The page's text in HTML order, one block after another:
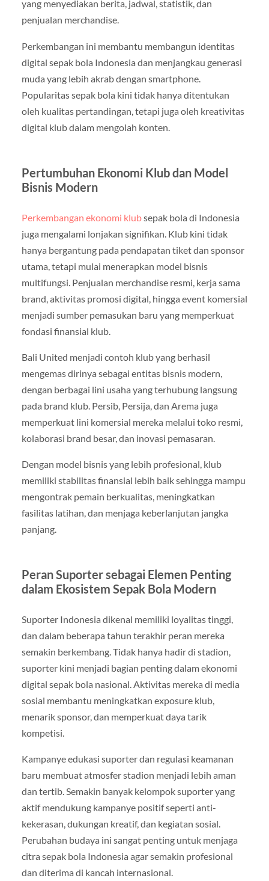
yang menyediakan berita, jadwal, statistik, dan
penjualan merchandise.
Perkembangan ini membantu membangun identitas
digital sepak bola Indonesia dan menjangkau generasi
muda yang lebih akrab dengan smartphone.
Popularitas sepak bola kini tidak hanya ditentukan
oleh kualitas pertandingan, tetapi juga oleh kreativitas
digital klub dalam mengolah konten.
Pertumbuhan Ekonomi Klub dan Model
Bisnis Modern
Perkembangan ekonomi klubsepak bola di Indonesia
juga mengalami lonjakan signifikan. Klub kini tidak
hanya bergantung pada pendapatan tiket dan sponsor
utama, tetapi mulai menerapkan model bisnis
multifungsi. Penjualan merchandise resmi, kerja sama
brand, aktivitas promosi digital, hingga event komersial
menjadi sumber pemasukan baru yang memperkuat
fondasi finansial klub.
Bali United menjadi contoh klub yang berhasil
mengemas dirinya sebagai entitas bisnis modern,
dengan berbagai lini usaha yang terhubung langsung
pada brand klub. Persib, Persija, dan Arema juga
memperkuat lini komersial mereka melalui toko resmi,
kolaborasi brand besar, dan inovasi pemasaran.
Dengan model bisnis yang lebih profesional, klub
memiliki stabilitas finansial lebih baik sehingga mampu
mengontrak pemain berkualitas, meningkatkan
fasilitas latihan, dan menjaga keberlanjutan jangka
panjang.
Peran Suporter sebagai Elemen Penting
dalam Ekosistem Sepak Bola Modern
Suporter Indonesia dikenal memiliki loyalitas tinggi,
dan dalam beberapa tahun terakhir peran mereka
semakin berkembang. Tidak hanya hadir di stadion,
suporter kini menjadi bagian penting dalam ekonomi
digital sepak bola nasional. Aktivitas mereka di media
sosial membantu meningkatkan exposure klub,
menarik sponsor, dan memperkuat daya tarik
kompetisi.
Kampanye edukasi suporter dan regulasi keamanan
baru membuat atmosfer stadion menjadi lebih aman
dan tertib. Semakin banyak kelompok suporter yang
aktif mendukung kampanye positif seperti anti-
kekerasan, dukungan kreatif, dan kegiatan sosial.
Perubahan budaya ini sangat penting untuk menjaga
citra sepak bola Indonesia agar semakin profesional
dan diterima di kancah internasional.